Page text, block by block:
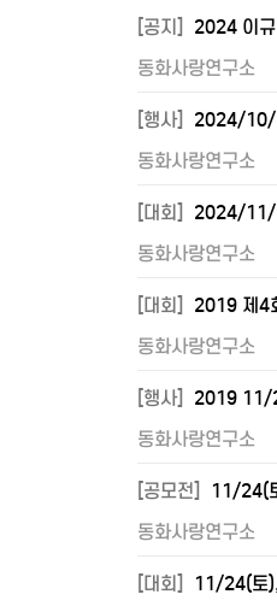
[공지]
2024 이
동화사랑연구소
[행사]
2024/10/
동화사랑연구소
[대회]
2024/11/
동화사랑연구소
[대회]
2019 제4
동화사랑연구소
[행사]
2019 11/
동화사랑연구소
[공모전]
11/24(
동화사랑연구소
[대회]
11/24(토